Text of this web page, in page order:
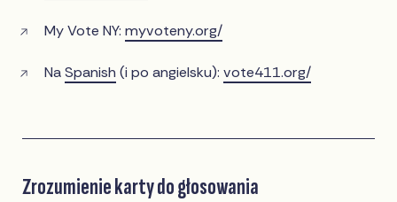
My Vote NY:myvoteny.org/
NaSpanish (i po angielsku):vote411.org/
Zrozumienie karty do głosowania